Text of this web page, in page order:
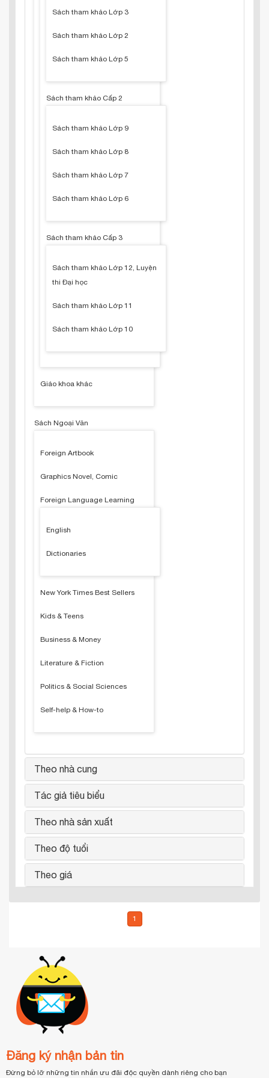
Sách tham khảo Lớp 3
Sách tham khảo Lớp 2
Sách tham khảo Lớp 5
Sách tham khảo Cấp 2
Sách tham khảo Lớp 9
Sách tham khảo Lớp 8
Sách tham khảo Lớp 7
Sách tham khảo Lớp 6
Sách tham khảo Cấp 3
Sách tham khảo Lớp 12, Luyện
thi Đại học
Sách tham khảo Lớp 11
Sách tham khảo Lớp 10
Giáo khoa khác
Sách Ngoại Văn
Foreign Artbook
Graphics Novel, Comic
Foreign Language Learning
English
Dictionaries
New York Times Best Sellers
Kids & Teens
Business & Money
Literature & Fiction
Politics & Social Sciences
Self-help & How-to
Theo nhà cung
Tác giả tiêu biểu
Theo nhà sản xuất
Theo độ tuổi
Theo giá
1
Đăng ký nhận bản tin
Đừng bỏ lỡ những tin nhắn ưu đãi độc quyền dành riêng cho bạn